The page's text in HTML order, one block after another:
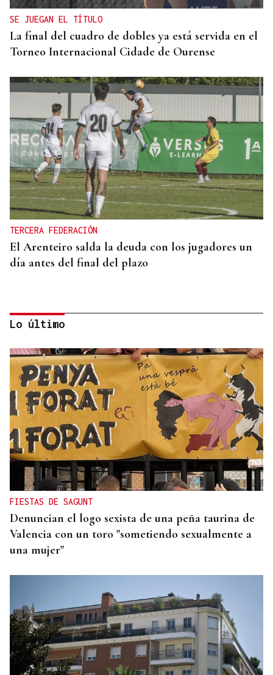
SE JUEGAN EL TÍTULO
La final del cuadro de dobles ya está servida en el
Torneo Internacional Cidade de Ourense
TERCERA FEDERACIÓN
El Arenteiro salda la deuda con los jugadores un
día antes del final del plazo
TROFEO EN ESPIÑEDO
Derrota del Arenteiro 0-3 ante el Pontevedra en
un partido de andar por casa
Lo último
FIESTAS DE SAGUNT
Denuncian el logo sexista de una peña taurina de
Valencia con un toro "sometiendo sexualmente a
una mujer"